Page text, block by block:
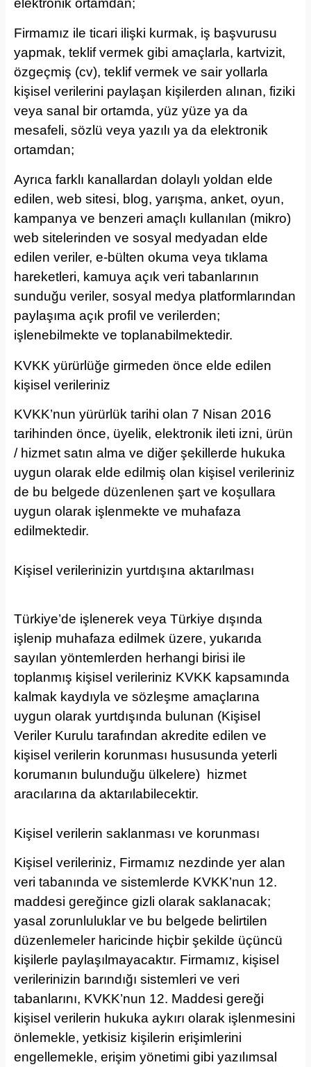
elektronik ortamdan;
Firmamız ile ticari ilişki kurmak, iş başvurusu
yapmak, teklif vermek gibi amaçlarla, kartvizit,
özgeçmiş (cv), teklif vermek ve sair yollarla
kişisel verilerini paylaşan kişilerden alınan, fiziki
veya sanal bir ortamda, yüz yüze ya da
mesafeli, sözlü veya yazılı ya da elektronik
ortamdan;
Ayrıca farklı kanallardan dolaylı yoldan elde
edilen, web sitesi, blog, yarışma, anket, oyun,
kampanya ve benzeri amaçlı kullanılan (mikro)
web sitelerinden ve sosyal medyadan elde
edilen veriler, e-bülten okuma veya tıklama
hareketleri, kamuya açık veri tabanlarının
sunduğu veriler, sosyal medya platformlarından
paylaşıma açık profil ve verilerden;
işlenebilmekte ve toplanabilmektedir.
KVKK yürürlüğe girmeden önce elde edilen
kişisel verileriniz
KVKK’nun yürürlük tarihi olan 7 Nisan 2016
tarihinden önce, üyelik, elektronik ileti izni, ürün
/ hizmet satın alma ve diğer şekillerde hukuka
uygun olarak elde edilmiş olan kişisel verileriniz
de bu belgede düzenlenen şart ve koşullara
uygun olarak işlenmekte ve muhafaza
edilmektedir.
Kişisel verilerinizin yurtdışına aktarılması
Türkiye’de işlenerek veya Türkiye dışında
işlenip muhafaza edilmek üzere, yukarıda
sayılan yöntemlerden herhangi birisi ile
toplanmış kişisel verileriniz KVKK kapsamında
kalmak kaydıyla ve sözleşme amaçlarına
uygun olarak yurtdışında bulunan (Kişisel
Veriler Kurulu tarafından akredite edilen ve
kişisel verilerin korunması hususunda yeterli
korumanın bulunduğu ülkelere) hizmet
aracılarına da aktarılabilecektir.
Kişisel verilerin saklanması ve korunması
Kişisel verileriniz, Firmamız nezdinde yer alan
veri tabanında ve sistemlerde KVKK’nun 12.
maddesi gereğince gizli olarak saklanacak;
yasal zorunluluklar ve bu belgede belirtilen
düzenlemeler haricinde hiçbir şekilde üçüncü
kişilerle paylaşılmayacaktır. Firmamız, kişisel
verilerinizin barındığı sistemleri ve veri
tabanlarını, KVKK’nun 12. Maddesi gereği
kişisel verilerin hukuka aykırı olarak işlenmesini
önlemekle, yetkisiz kişilerin erişimlerini
engellemekle, erişim yönetimi gibi yazılımsal